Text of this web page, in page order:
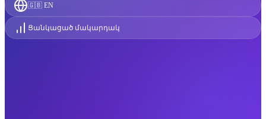
🇬🇧 EN
Ցանկացած մակարդակ